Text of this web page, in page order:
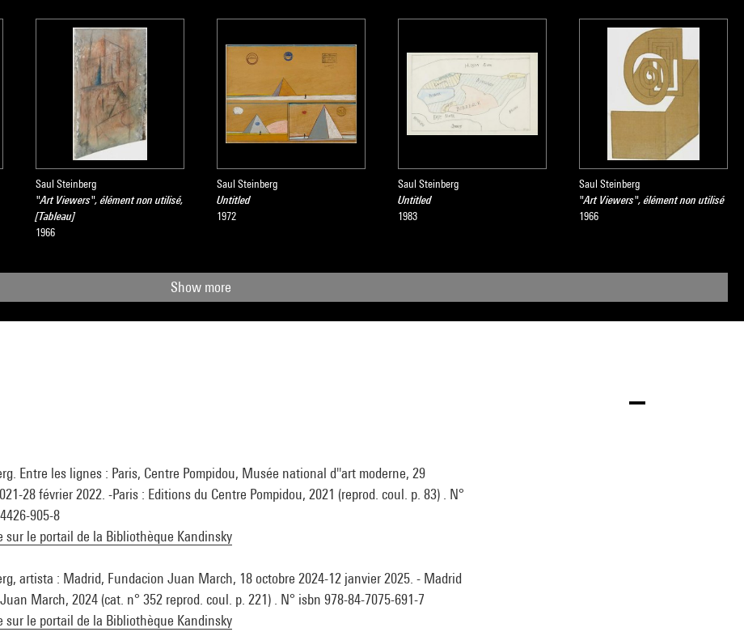
Saul Steinberg
"Art Viewers", élément non utilisé,
[Tableau]
1966
Saul Steinberg
Untitled
1972
Saul Steinberg
Untitled
1983
Saul Steinberg
"Art Viewers", élément non utilisé
1966
Show more
Entre les lignes : Paris, Centre Pompidou, Musée national d''art moderne, 29
28 février 2022. -Paris : Editions du Centre Pompidou, 2021 (reprod. coul. p. 83) . N°
905-8
sur le portail de la Bibliothèque Kandinsky
artista : Madrid, Fundacion Juan March, 18 octobre 2024-12 janvier 2025. - Madrid
March, 2024 (cat. n° 352 reprod. coul. p. 221) . N° isbn 978-84-7075-691-7
sur le portail de la Bibliothèque Kandinsky